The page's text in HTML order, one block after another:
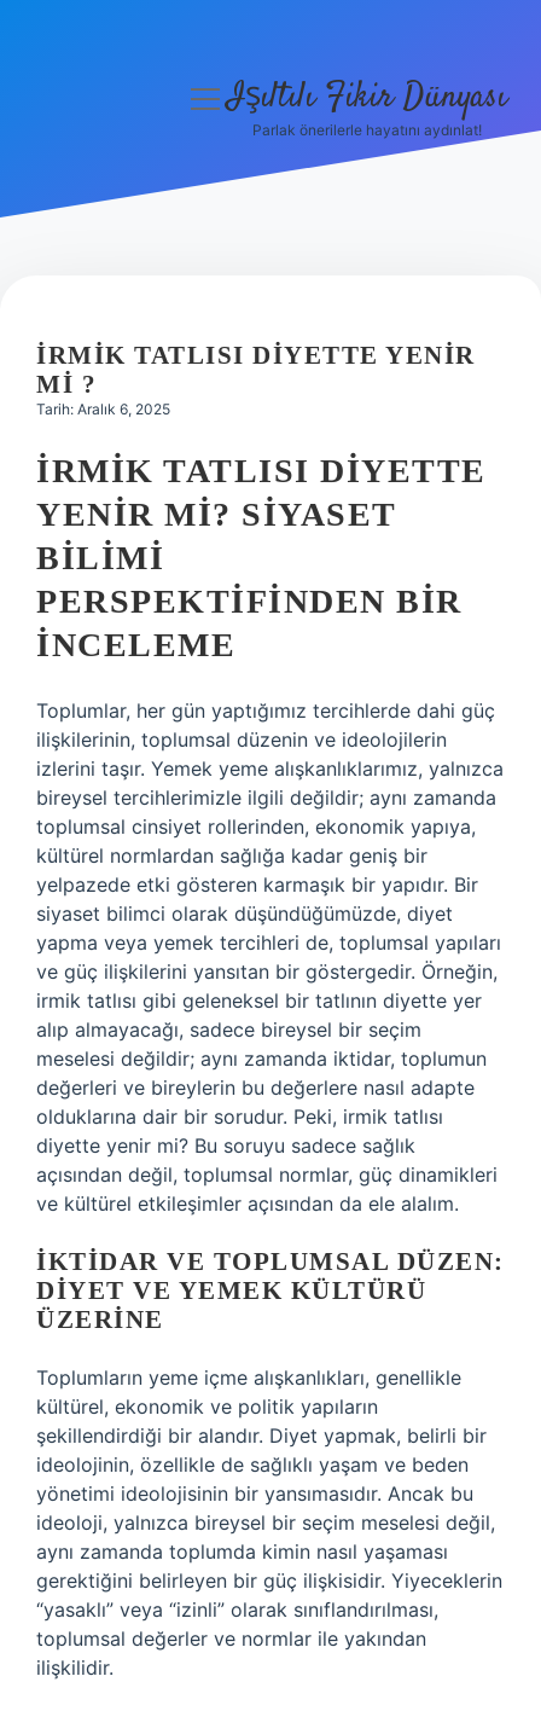
menüyüIşıltılı Fikir Dünyası
Parlak önerilerle hayatını aydınlat!
İRMIK TATLISI DIYETTE YENIR
MI ?
Tarih: Aralık 6, 2025
İRMIK TATLISI DIYETTE
YENIR MI? SIYASET
BILIMI
PERSPEKTIFINDEN BIR
İNCELEME
Toplumlar, her gün yaptığımız tercihlerde dahi güç
ilişkilerinin, toplumsal düzenin ve ideolojilerin
izlerini taşır. Yemek yeme alışkanlıklarımız, yalnızca
bireysel tercihlerimizle ilgili değildir; aynı zamanda
toplumsal cinsiyet rollerinden, ekonomik yapıya,
kültürel normlardan sağlığa kadar geniş bir
yelpazede etki gösteren karmaşık bir yapıdır. Bir
siyaset bilimci olarak düşündüğümüzde, diyet
yapma veya yemek tercihleri de, toplumsal yapıları
ve güç ilişkilerini yansıtan bir göstergedir. Örneğin,
irmik tatlısı gibi geleneksel bir tatlının diyette yer
alıp almayacağı, sadece bireysel bir seçim
meselesi değildir; aynı zamanda iktidar, toplumun
değerleri ve bireylerin bu değerlere nasıl adapte
olduklarına dair bir sorudur. Peki, irmik tatlısı
diyette yenir mi? Bu soruyu sadece sağlık
açısından değil, toplumsal normlar, güç dinamikleri
ve kültürel etkileşimler açısından da ele alalım.
İKTIDAR VE TOPLUMSAL DÜZEN:
DIYET VE YEMEK KÜLTÜRÜ
ÜZERINE
Toplumların yeme içme alışkanlıkları, genellikle
kültürel, ekonomik ve politik yapıların
şekillendirdiği bir alandır. Diyet yapmak, belirli bir
ideolojinin, özellikle de sağlıklı yaşam ve beden
yönetimi ideolojisinin bir yansımasıdır. Ancak bu
ideoloji, yalnızca bireysel bir seçim meselesi değil,
aynı zamanda toplumda kimin nasıl yaşaması
gerektiğini belirleyen bir güç ilişkisidir. Yiyeceklerin
“yasaklı” veya “izinli” olarak sınıflandırılması,
toplumsal değerler ve normlar ile yakından
ilişkilidir.